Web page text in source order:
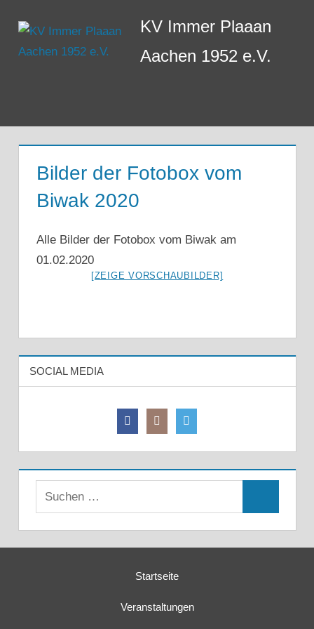
Inhalt
springen
KV Immer Plaaan
Aachen 1952 e.V.
Bilder der Fotobox vom
Biwak 2020
Alle Bilder der Fotobox vom Biwak am
01.02.2020
[ZEIGE VORSCHAUBILDER]
SOCIAL MEDIA
Startseite
Veranstaltungen